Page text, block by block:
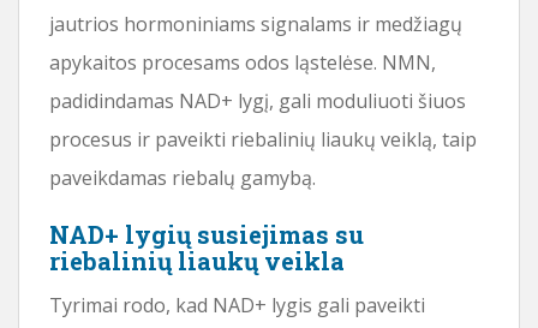
jautrios hormoniniams signalams ir medžiagų
apykaitos procesams odos ląstelėse. NMN,
padidindamas NAD+ lygį, gali moduliuoti šiuos
procesus ir paveikti riebalinių liaukų veiklą, taip
paveikdamas riebalų gamybą.
NAD+ lygių susiejimas su
riebalinių liaukų veikla
Tyrimai rodo, kad NAD+ lygis gali paveikti